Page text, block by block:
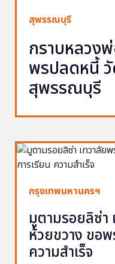
สุพรรณบุรี
กราบหลวง
พรปลดหนี้ วั
สุพรรณบุรี
กรุงเทพมหานครฯ
มูตามรอยลิซ่า
ห้วยขวาง ขอพ
ความสำเร็จ